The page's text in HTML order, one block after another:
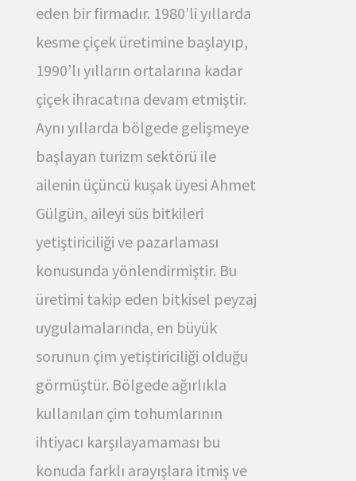
eden bir firmadır. 1980’li yıllarda
kesme çiçek üretimine başlayıp,
1990’lı yılların ortalarına kadar
çiçek ihracatına devam etmiştir.
Aynı yıllarda bölgede gelişmeye
başlayan turizm sektörü ile
ailenin üçüncü kuşak üyesi Ahmet
Gülgün, aileyi süs bitkileri
yetiştiriciliği ve pazarlaması
konusunda yönlendirmiştir. Bu
üretimi takip eden bitkisel peyzaj
uygulamalarında, en büyük
sorunun çim yetiştiriciliği olduğu
görmüştür. Bölgede ağırlıkla
kullanılan çim tohumlarının
ihtiyacı karşılayamaması bu
konuda farklı arayışlara itmiş ve